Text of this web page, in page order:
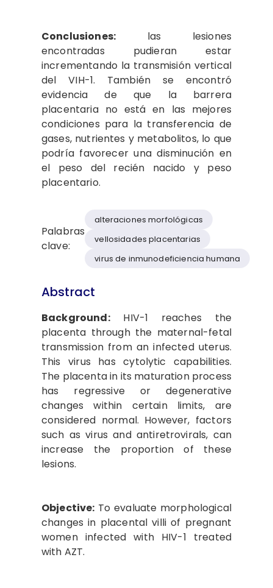
Conclusiones:las lesiones
encontradas pudieran estar
incrementando la transmisión vertical
del VIH-1. También se encontró
evidencia de que la barrera
placentaria no está en las mejores
condiciones para la transferencia de
gases, nutrientes y metabolitos, lo que
podría favorecer una disminución en
el peso del recién nacido y peso
placentario.
Palabras
clave:
alteraciones morfológicas
vellosidades placentarias
virus de inmunodeficiencia humana
Abstract
Background:HIV-1 reaches the
placenta through the maternal-fetal
transmission from an infected uterus.
This virus has cytolytic capabilities.
The placenta in its maturation process
has regressive or degenerative
changes within certain limits, are
considered normal. However, factors
such as virus and antiretrovirals, can
increase the proportion of these
lesions.
Objective: To evaluate morphological
changes in placental villi of pregnant
women infected with HIV-1 treated
with AZT.